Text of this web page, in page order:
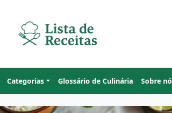
Categorias Glossário de Culinária Sobre